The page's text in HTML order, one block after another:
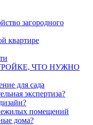
загородного
квартире
ЧТО НУЖНО
для сада
экспертиза?
помещений
дома?